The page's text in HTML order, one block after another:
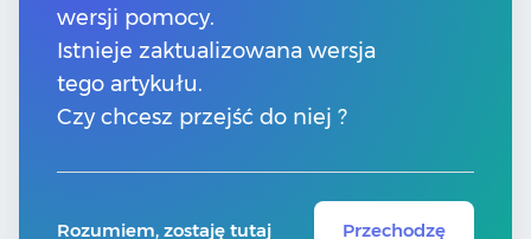
Pomoc Comarch Betterfly
Pomoc Comarch e-Sklep
Pomoc Comarch HRM
Kontakt
Znajdź Partnera Comarch
wersji pomocy.
Istnieje zaktualizowana wersja
tego artykułu.
Czy chcesz przejść do niej ?
Rozumiem, zostaję tutaj Przechodzę